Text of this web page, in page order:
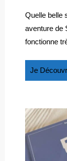
Quelle belle
aventure de
fonctionne
Je